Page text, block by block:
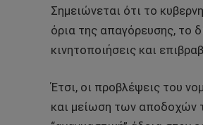
Σημειώνεται ότι το
όρια της απαγόρευσης, το
κινητοποιήσεις και
Έτσι, οι προβλέψεις του
και μείωση των αποδοχών